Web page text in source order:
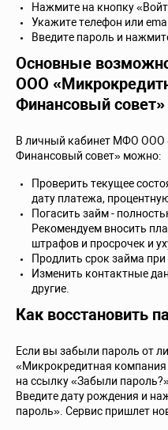
Нажмите на кнопку
Укажите телефон или
Введите пароль и
Основные
ООО
Финансовый совет»
В личный кабинет МФО ООО
Финансовый совет» можно:
Проверить текущее
дату платежа,
Погасить займ -
Рекомендуем вносить
штрафов и просрочек и
Продлить срок займа при
Изменить контактные
другие.
Как восстановить
Если вы забыли пароль от
«Микрокредитная
на ссылку «Забыли
Введите дату рождения и
пароль». Сервис пришлет